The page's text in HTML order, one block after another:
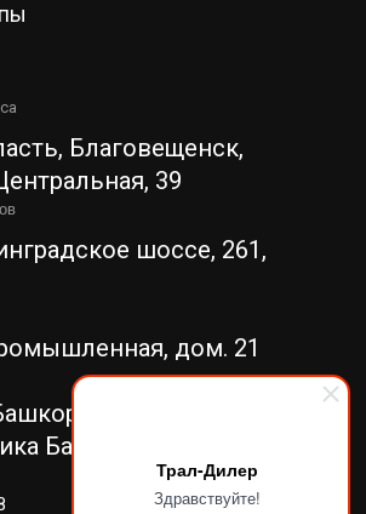
Трал-Дилер
Здравствуйте!
Благовещенск,
39
шоссе, 261,
дом. 21
г.
Башкортостан, г. Уфа,